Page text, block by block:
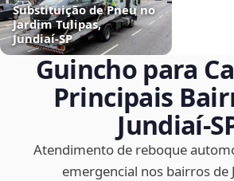
Substituição de Pneu no
Jardim Tulipas,
Jundiaí‑SP
Guincho para
Principais
Atendimento de reboque
emergencial nos bairros de